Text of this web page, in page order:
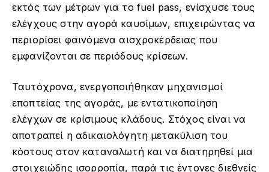
εκτός των μέτρων για το fuel pass, ενίσχυσε τους
ελέγχους στην αγορά καυσίμων, επιχειρώντας να
περιορίσει φαινόμενα αισχροκέρδειας που
εμφανίζονται σε περιόδους κρίσεων.
Ταυτόχρονα, ενεργοποιήθηκαν μηχανισμοί
εποπτείας της αγοράς, με εντατικοποίηση
ελέγχων σε κρίσιμους κλάδους. Στόχος είναι να
αποτραπεί η αδικαιολόγητη μετακύλιση του
κόστους στον καταναλωτή και να διατηρηθεί μια
στοιχειώδης ισορροπία, παρά τις έντονες διεθνείς